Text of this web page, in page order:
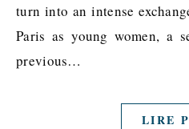
turn into an intense
Paris as young women, a
previous…
LIRE